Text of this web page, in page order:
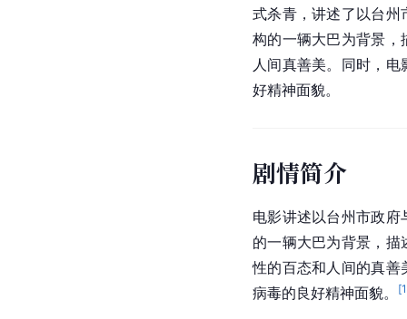
式杀青，讲述了以台州
构的一辆大巴为背景，
人间真善美。同时，
好精神面貌。
剧情简介
电影讲述以台州市政
的一辆大巴为背景，
性的百态和人间的真善
病毒的良好精神面貌。
[1